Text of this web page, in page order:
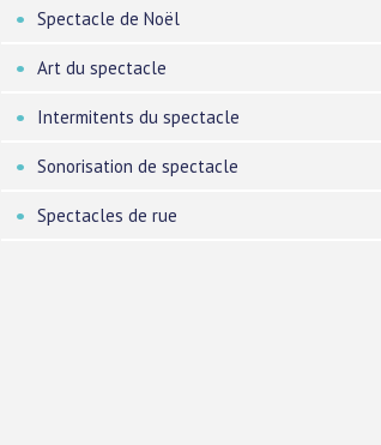
Spectacle de Noël
Art du spectacle
Intermitents du spectacle
Sonorisation de spectacle
Spectacles de rue